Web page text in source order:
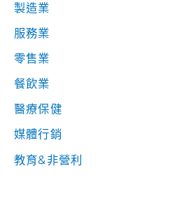
製造業
服務業
零售業
餐飲業
醫療保健
媒體行銷
教育&非營利